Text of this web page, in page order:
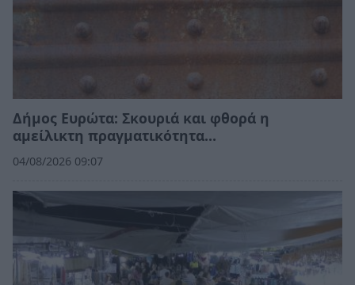
Δήμος Ευρώτα: Σκουριά και φθορά η
αμείλικτη πραγματικότητα…
04/08/2026 09:07